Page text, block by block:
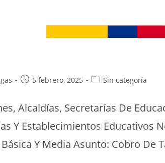
5 febrero, 2025 Sin categoría
Alcaldías, Secretarías De
Y Establecimientos Educativos
Y Media Asunto: Cobro De